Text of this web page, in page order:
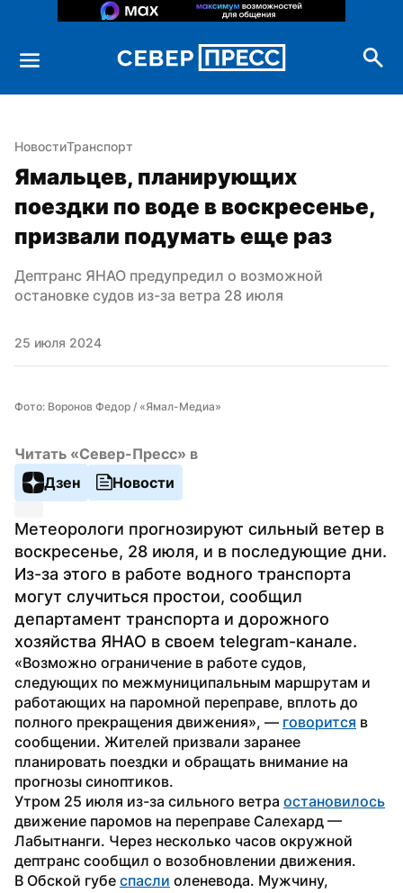
НовостиТранспорт
Ямальцев, планирующих
поездки по воде в воскресенье,
призвали подумать еще раз
Дептранс ЯНАО предупредил о возможной
остановке судов из-за ветра 28 июля
25 июля 2024
Фото: Воронов Федор / «Ямал-Медиа»
Читать «Север-Пресс» в
Дзен
Новости
Метеорологи прогнозируют сильный ветер в
воскресенье, 28 июля, и в последующие дни.
Из-за этого в работе водного транспорта
могут случиться простои, сообщил
департамент транспорта и дорожного
хозяйства ЯНАО в своем telegram-канале.
«Возможно ограничение в работе судов,
следующих по межмуниципальным маршрутам и
работающих на паромной переправе, вплоть до
полного прекращения движения», — говорится в
сообщении. Жителей призвали заранее
планировать поездки и обращать внимание на
прогнозы синоптиков.
Утром 25 июля из-за сильного ветра остановилось
движение паромов на переправе Салехард —
Лабытнанги. Через несколько часов окружной
дептранс сообщил о возобновлении движения.
В Обской губе спасли оленевода. Мужчину,